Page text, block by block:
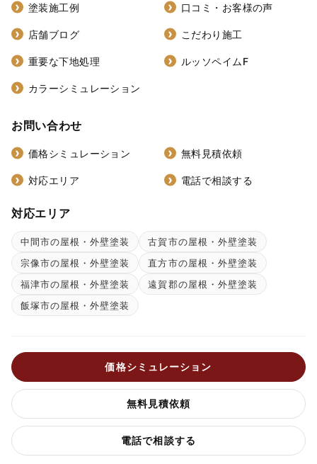
塗装施工例 口コミ・お客様の声
店舗ブログ こだわり施工
重要な下地処理 ルッソペイムF
カラーシミュレーション
お問い合わせ
価格シミュレーション 無料見積依頼
対応エリア 電話で相談する
対応エリア
中間市の屋根・外壁塗装
古賀市の屋根・外壁塗装
宗像市の屋根・外壁塗装
直方市の屋根・外壁塗装
福津市の屋根・外壁塗装
遠賀郡の屋根・外壁塗装
飯塚市の屋根・外壁塗装
価格シミュレーション
無料見積依頼
電話で相談する